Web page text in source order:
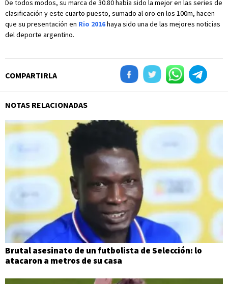
De todos modos, su marca de 30.80 había sido la mejor en las series de
clasificación y este cuarto puesto, sumado al oro en los 100m, hacen
que su presentación en Rio 2016haya sido una de las mejores noticias
del deporte argentino.
COMPARTIRLA
NOTAS RELACIONADAS
Brutal asesinato de un futbolista de Selección: lo
atacaron a metros de su casa